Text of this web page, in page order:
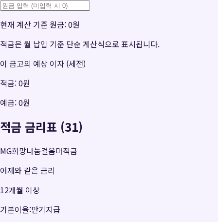
현재 계산 기준 원금:0원
적금은 월 납입 기준 단순 계산식으로 표시됩니다.
이 금고의 예상 이자 (세전)
적금:0원
예금:0원
적금 금리표 (31)
MG희망나눔걸음마적금
어제와 같은 금리
12개월 이상
기본이율:만기지급